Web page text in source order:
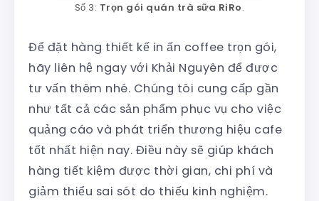
Số 3: Trọn gói quán trà sữa RiRo.
Để đặt hàng thiết kế in ấn coffee trọn gói,
hãy liên hệ ngay với Khải Nguyên để được
tư vấn thêm nhé. Chúng tôi cung cấp gần
như tất cả các sản phẩm phục vụ cho việc
quảng cáo và phát triển thương hiệu cafe
tốt nhất hiện nay. Điều này sẽ giúp khách
hàng tiết kiệm được thời gian, chi phí và
giảm thiểu sai sót do thiếu kinh nghiệm.